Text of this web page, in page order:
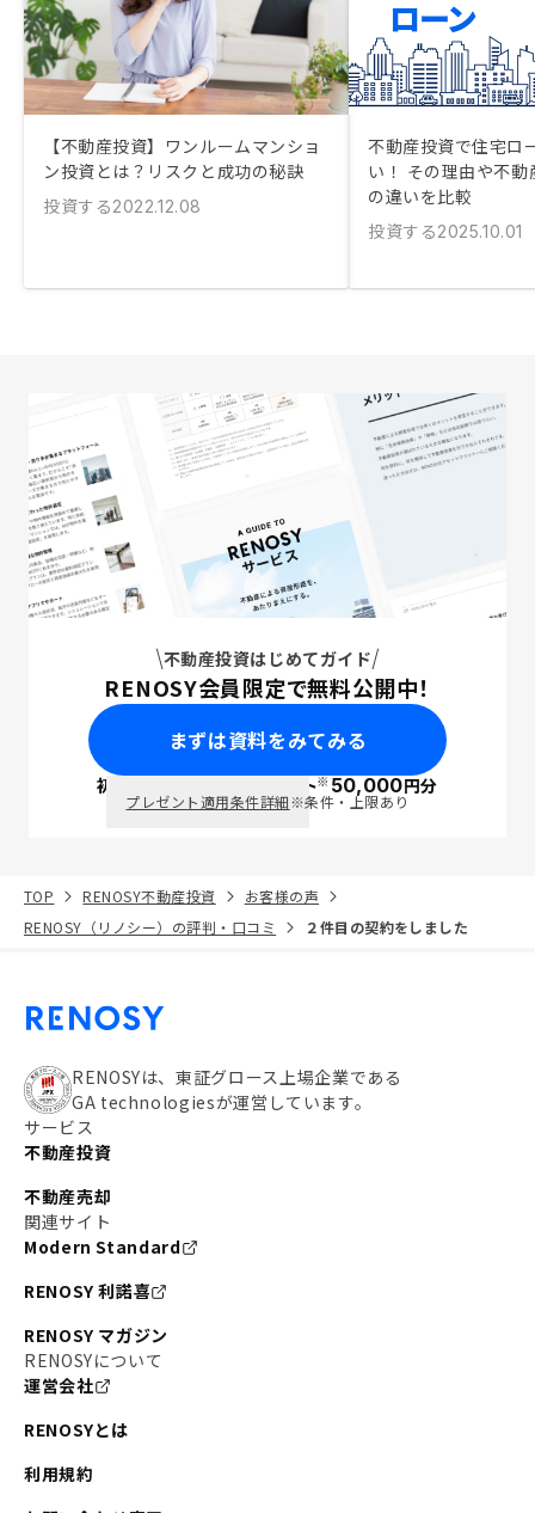
【不動産投資】ワンルームマンショ
ン投資とは？リスクと成功の秘訣
投資する2022.12.08
不動産投資で住宅ロ
い！ その理由や不
の違いを比較
投資する2025.10.01
不動産投資はじめてガイド
RENOSY会員限定で無料公開中！
まずは資料をみてみる
初回面談で ポイント※50,000円分
プレゼント適用条件詳細※条件・上限あり
TOP RENOSY不動産投資
お客様の声
RENOSY（リノシー）の評判・口コミ
２件目の契約をしました
RENOSYは、東証グロース上場企業である
GA technologiesが運営しています。
サービス
不動産投資
不動産売却
関連サイト
Modern Standard
RENOSY 利諾喜
RENOSY マガジン
RENOSYについて
運営会社
RENOSYとは
利用規約